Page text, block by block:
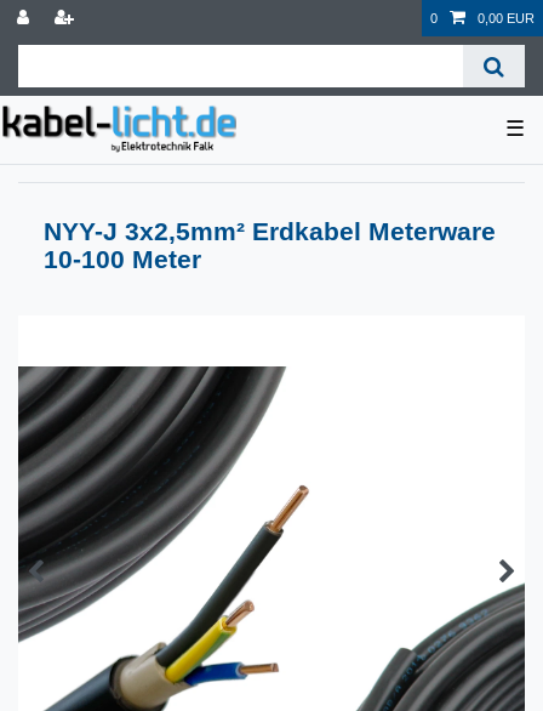
0 0,00 EUR
☰
NYY-J 3x2,5mm² Erdkabel Meterware
10-100 Meter